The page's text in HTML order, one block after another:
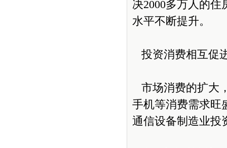
决2000多万人的
水平不断提升。
投资消费相互促
市场消费的扩大
手机等消费需求旺
通信设备制造业投